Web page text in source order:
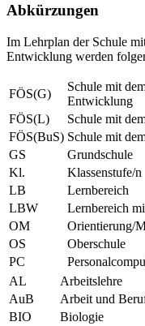
Abkürzungen
Im Lehrplan der Schule
Entwicklung werden
FÖS(G)
Schule mit
Entwicklung
FÖS(L)
Schule mit
FÖS(BuS) Schule mit
GS
Grundschule
Kl.
Klassenstufe/n
LB
Lernbereich
LBW
Lernbereich
OM
Orientierung/
OS
Oberschule
PC
AL
Arbeitslehre
AuB
Arbeit und
BIO
Biologie